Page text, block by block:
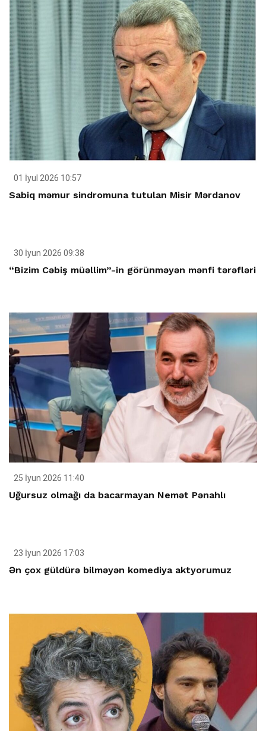
01 İyul 2026 10:57
Sabiq məmur sindromuna tutulan Misir Mərdanov
30 İyun 2026 09:38
“Bizim Cəbiş müəllim”-in görünməyən mənfi tərəfləri
25 İyun 2026 11:40
Uğursuz olmağı da bacarmayan Nemət Pənahlı
23 İyun 2026 17:03
Ən çox güldürə bilməyən komediya aktyorumuz